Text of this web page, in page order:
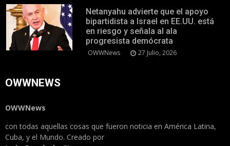
Netanyahu advierte que el apoyo
bipartidista a Israel en EE.UU. está
en riesgo y señala al ala
progresista demócrata
OWWNews 27 Julio, 2026
OWWNEWS
OWWNews
con todas aquellas cosas que fueron noticia en América Latina,
Cuba, y el Mundo. Creado por